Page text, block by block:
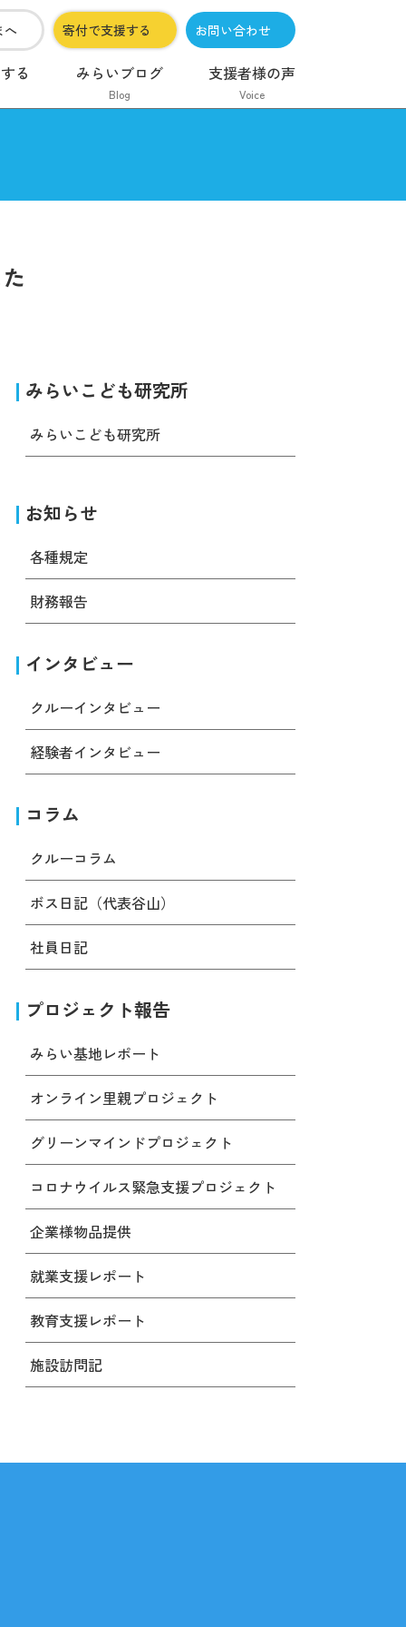
へ 寄付で支援する お問い合わせ
る みらいブログ
Blog
支援者様の声
Voice
みらいこども研究所
みらいこども研究所
お知らせ
各種規定
財務報告
インタビュー
クルーインタビュー
経験者インタビュー
コラム
クルーコラム
ボス日記（代表谷山）
社員日記
プロジェクト報告
みらい基地レポート
オンライン里親プロジェクト
グリーンマインドプロジェクト
コロナウイルス緊急支援プロジェクト
企業様物品提供
就業支援レポート
教育支援レポート
施設訪問記